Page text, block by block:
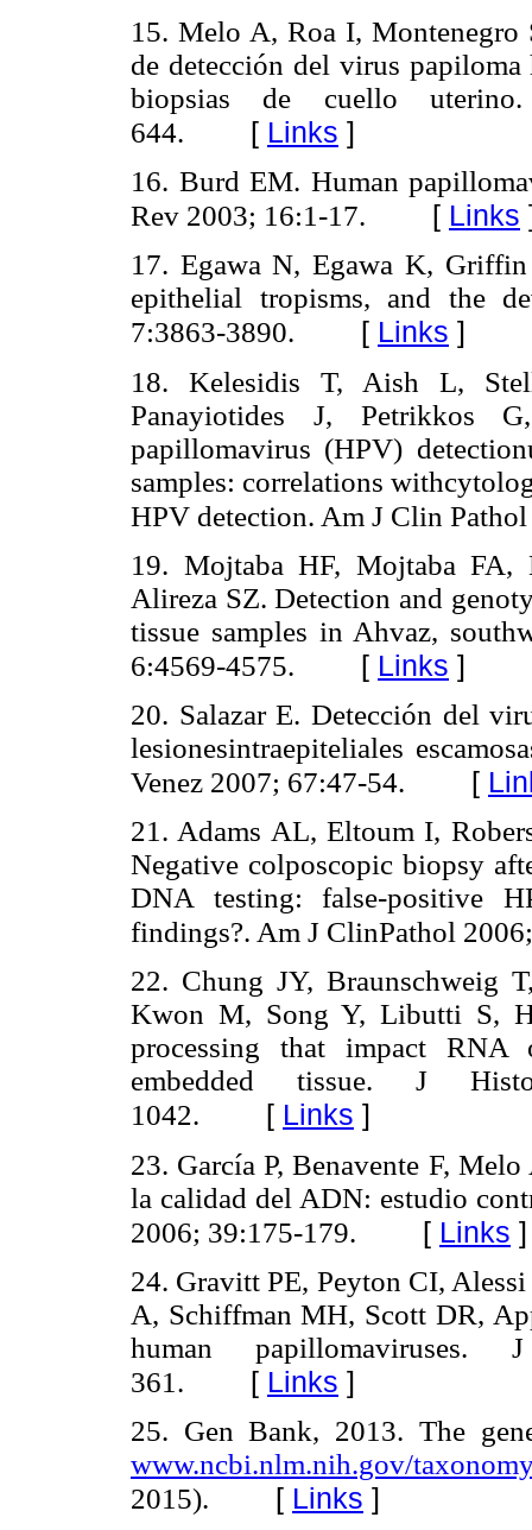
15. Melo A, Roa I, Montenegro
de detección del virus
biopsias de cuello
644. [ Links ]
16. Burd EM. Human
Rev 2003; 16:1-17. [ Links
17. Egawa N, Egawa K,
epithelial tropisms, and the
7:3863-3890. [ Links ]
18. Kelesidis T, Aish L,
Panayiotides J, Petrikkos
papillomavirus (HPV)
samples: correlations
HPV detection. Am J Clin
19. Mojtaba HF, Mojtaba FA,
Alireza SZ. Detection and
tissue samples in Ahvaz,
6:4569-4575. [ Links ]
20. Salazar E. Detección del
lesionesintraepiteliales
Venez 2007; 67:47-54. [
21. Adams AL, Eltoum I,
Negative colposcopic biopsy
DNA testing: false-positive
findings?. Am J ClinPathol
22. Chung JY, Braunschweig
Kwon M, Song Y, Libutti S,
processing that impact RNA
embedded tissue. J
1042. [ Links ]
23. García P, Benavente F,
la calidad del ADN: estudio
2006; 39:175-179. [ Links ]
24. Gravitt PE, Peyton CI,
A, Schiffman MH, Scott DR,
human
361. [ Links ]
25. Gen Bank, 2013. The
www.ncbi.nlm.nih.gov/
2015). [ Links ]